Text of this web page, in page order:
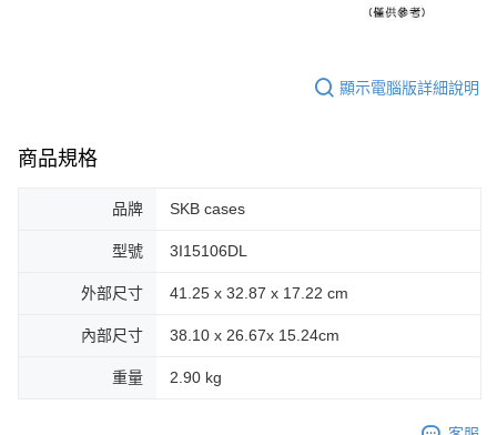
顯示電腦版詳細說明
商品規格
品牌 SKB cases
型號 3I15106DL
外部尺寸 41.25 x 32.87 x 17.22 cm
內部尺寸 38.10 x 26.67x 15.24cm
重量 2.90 kg